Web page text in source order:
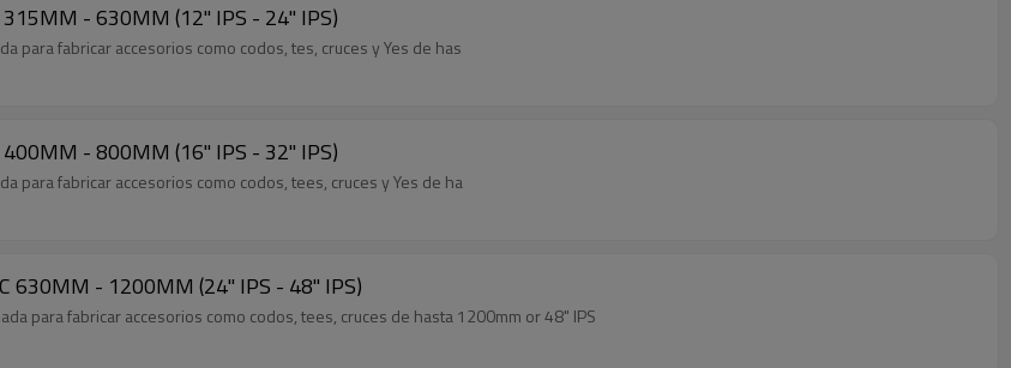
315MM - 630MM (12" IPS - 24" IPS)
para fabricar accesorios como codos, tes, cruces y Yes de has
Máquina de Fabricación de Accesorios ATLA800 CNC 400MM - 800MM (16" IPS - 32" IPS)
para fabricar accesorios como codos, tees, cruces y Yes de ha
630MM - 1200MM (24" IPS - 48" IPS)
para fabricar accesorios como codos, tees, cruces de hasta 1200mm or 48" IPS